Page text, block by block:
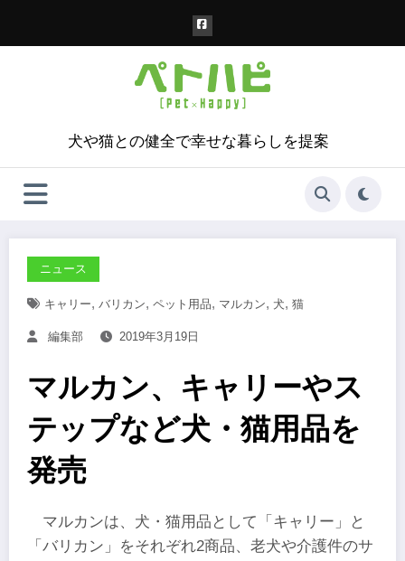
犬や猫との健全で幸せな暮らしを提案
ニュース
キャリー, バリカン, ペット用品, マルカン, 犬, 猫
編集部 2019年3月19日
マルカン、キャリーやス
テップなど犬・猫用品を
発売
マルカンは、犬・猫用品として「キャリー」と
「バリカン」をそれぞれ2商品、老犬や介護件のサ